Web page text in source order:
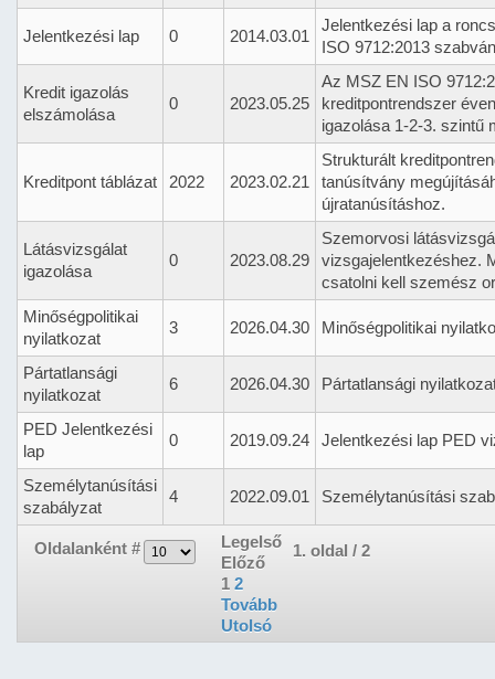
Oldalanként #
Legelső
Előző
1 2
Tovább
Utolsó
1. oldal / 2
Jelentkezési lap 0 2014.03.01
Jelentkezési lap a
ISO 9712:2013
Kredit igazolás
elszámolása
0 2023.05.25
Az MSZ EN ISO
kreditpontrendszer
igazolása 1-2-3. szintű
Kreditpont táblázat 2022 2023.02.21
Strukturált
tanúsítvány
újratanúsításhoz.
Látásvizsgálat
igazolása
0 2023.08.29
Szemorvosi
vizsgajelentkezéshez.
csatolni kell szemész
Minőségpolitikai
nyilatkozat
3 2026.04.30 Minőségpolitikai
Pártatlansági
nyilatkozat
6 2026.04.30 Pártatlansági
PED Jelentkezési
lap
0 2019.09.24 Jelentkezési lap PED
Személytanúsítási
szabályzat
4 2022.09.01 Személytanúsítási